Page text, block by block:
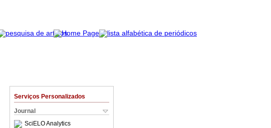
Serviços Personalizados
Journal
SciELO Analytics